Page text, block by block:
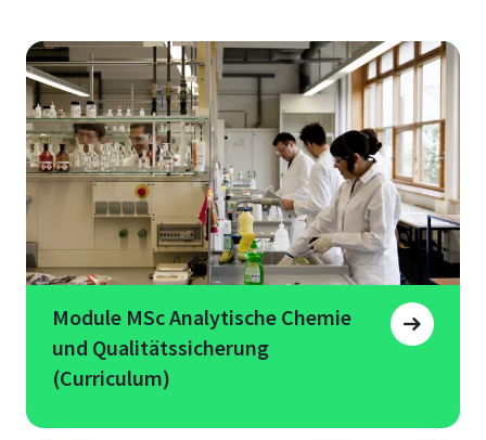
Module MSc Analytische Chemie
und Qualitätssicherung
(Curriculum)